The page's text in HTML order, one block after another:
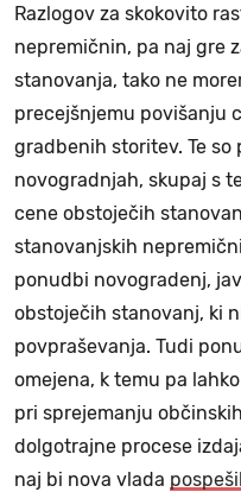
Razlogov za skokovito
nepremičnin, pa naj gre
stanovanja, tako ne
precejšnjemu povišanju
gradbenih storitev. Te
novogradnjah, skupaj s
cene obstoječih
stanovanjskih
ponudbi novogradenj,
obstoječih stanovanj, ki
povpraševanja. Tudi
omejena, k temu pa
pri sprejemanju
dolgotrajne procese
naj bi nova vlada